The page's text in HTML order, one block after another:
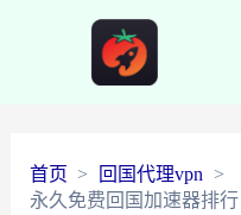
首页
回国代理vpn
永久免费回国加速器排